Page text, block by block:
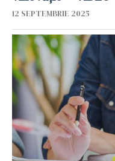
12 SEPTEMBRIE 2025